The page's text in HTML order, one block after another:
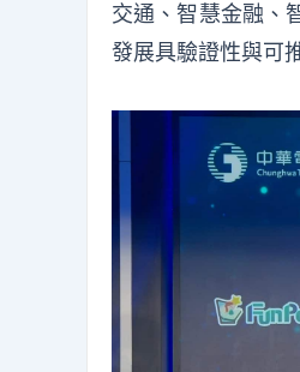
交通、智慧金融、
發展具驗證性與可